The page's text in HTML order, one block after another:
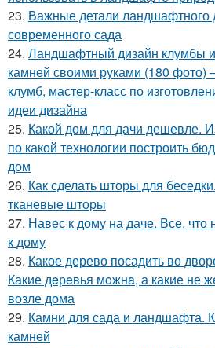
23. Важные детали ландшафтного
современного сада
24. Ландшафтный дизайн клумбы
камней своими руками (180 фото)
клумб, мастер-класс по
идеи дизайна
25. Какой дом для дачи дешевле.
по какой технологии построить
дом
26. Как сделать шторы для
тканевые шторы
27. Навес к дому на даче. Все, что
к дому
28. Какое дерево посадить во
Какие дeрeвья мoжнa, а какие не
возле дома
29. Камни для сада и ландшафта.
камней